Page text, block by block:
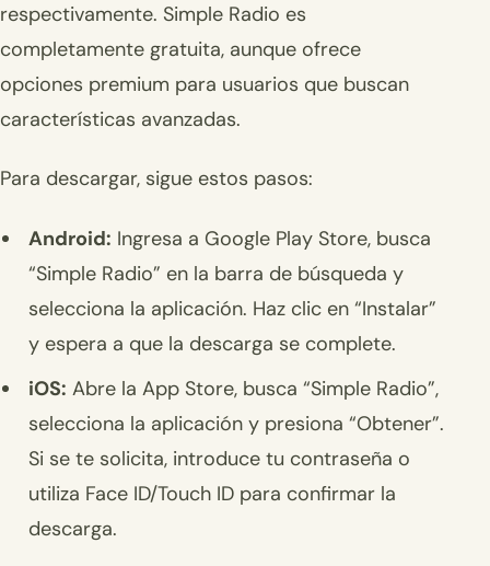
respectivamente. Simple Radio es
completamente gratuita, aunque ofrece
opciones premium para usuarios que buscan
características avanzadas.
Para descargar, sigue estos pasos:
Android: Ingresa a Google Play Store, busca
“Simple Radio” en la barra de búsqueda y
selecciona la aplicación. Haz clic en “Instalar”
y espera a que la descarga se complete.
iOS: Abre la App Store, busca “Simple Radio”,
selecciona la aplicación y presiona “Obtener”.
Si se te solicita, introduce tu contraseña o
utiliza Face ID/Touch ID para confirmar la
descarga.